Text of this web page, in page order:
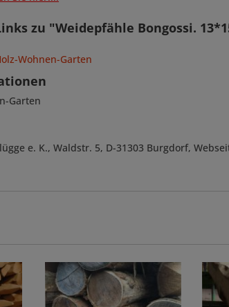
zu "Weidepfähle Bongossi.
Wohnen-Garten
Garten
e. K., Waldstr. 5, D-31303 Burgdorf,